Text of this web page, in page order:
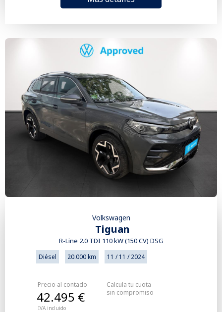
Volkswagen
Tiguan
R-Line 2.0 TDI 110 kW (150 CV) DSG
Diésel 20.000 km 11 / 11 / 2024
Precio al contado
IVA incluido
42.495 €
Calcula tu cuota
sin compromiso